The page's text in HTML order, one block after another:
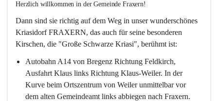
Herzlich willkommen in der Gemeinde Fraxern!
Dann sind sie richtig auf dem Weg in unser wunderschönes
Kriasidorf FRAXERN, das auch für seine besonderen
Kirschen, die "Große Schwarze Kriasi", berühmt ist:
Autobahn A14 von Bregenz Richtung Feldkirch,
Ausfahrt Klaus links Richtung Klaus-Weiler. In der
Kurve beim Ortszentrum von Weiler unmittelbar vor
dem alten Gemeindeamt links abbiegen nach Fraxern.